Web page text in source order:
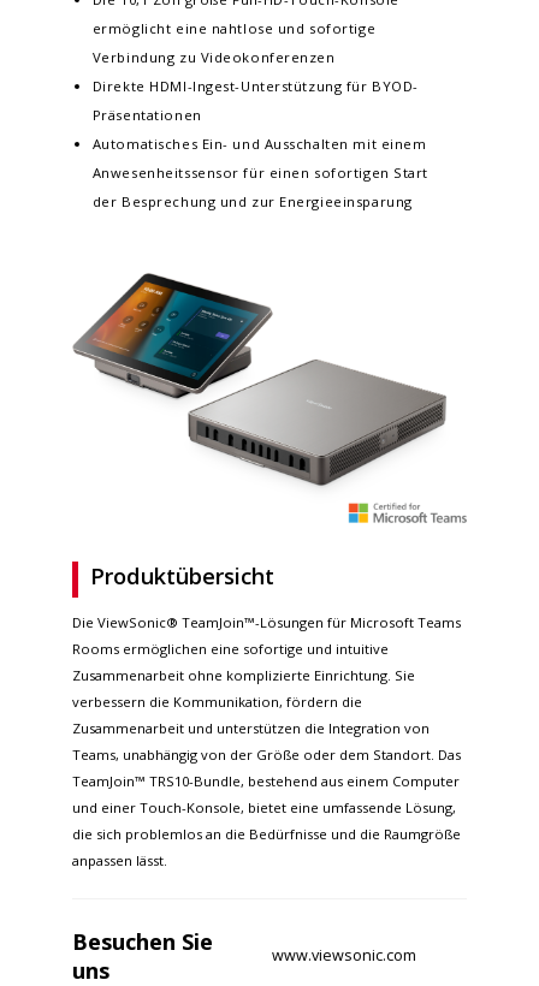
ermöglicht eine nahtlose und sofortige
Verbindung zu Videokonferenzen
Direkte HDMI-Ingest-Unterstützung für BYOD-
Präsentationen
Automatisches Ein- und Ausschalten mit einem
Anwesenheitssensor für einen sofortigen Start
der Besprechung und zur Energieeinsparung
Produktübersicht
Die ViewSonic® TeamJoin™-Lösungen für Microsoft Teams
Rooms ermöglichen eine sofortige und intuitive
Zusammenarbeit ohne komplizierte Einrichtung. Sie
verbessern die Kommunikation, fördern die
Zusammenarbeit und unterstützen die Integration von
Teams, unabhängig von der Größe oder dem Standort. Das
TeamJoin™ TRS10-Bundle, bestehend aus einem Computer
und einer Touch-Konsole, bietet eine umfassende Lösung,
die sich problemlos an die Bedürfnisse und die Raumgröße
anpassen lässt.
Besuchen Sie
uns
www.viewsonic.com